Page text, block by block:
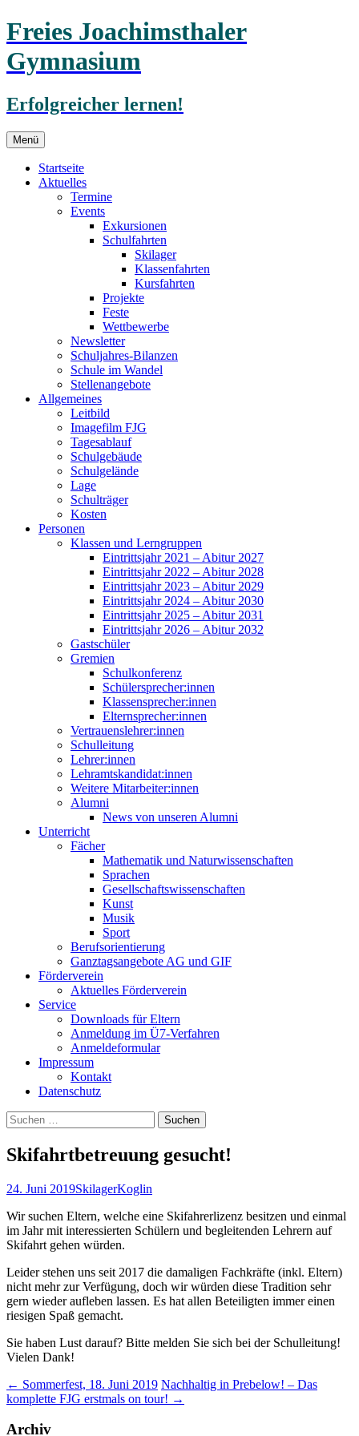
Freies Joachimsthaler
Gymnasium
Erfolgreicher lernen!
Menü Zum
Inhalt
springen
Startseite
Aktuelles
Termine
Events
Exkursionen
Schulfahrten
Skilager
Klassenfahrten
Kursfahrten
Projekte
Feste
Wettbewerbe
Newsletter
Schuljahres-Bilanzen
Schule im Wandel
Stellenangebote
Allgemeines
Leitbild
Imagefilm FJG
Tagesablauf
Schulgebäude
Schulgelände
Lage
Schulträger
Kosten
Personen
Klassen und Lerngruppen
Eintrittsjahr 2021 – Abitur 2027
Eintrittsjahr 2022 – Abitur 2028
Eintrittsjahr 2023 – Abitur 2029
Eintrittsjahr 2024 – Abitur 2030
Eintrittsjahr 2025 – Abitur 2031
Eintrittsjahr 2026 – Abitur 2032
Gastschüler
Gremien
Schulkonferenz
Schülersprecher:innen
Klassensprecher:innen
Elternsprecher:innen
Vertrauenslehrer:innen
Schulleitung
Lehrer:innen
Lehramtskandidat:innen
Weitere Mitarbeiter:innen
Alumni
News von unseren Alumni
Unterricht
Fächer
Mathematik und Naturwissenschaften
Sprachen
Gesellschaftswissenschaften
Kunst
Musik
Sport
Berufsorientierung
Ganztagsangebote AG und GIF
Förderverein
Aktuelles Förderverein
Service
Downloads für Eltern
Anmeldung im Ü7-Verfahren
Anmeldeformular
Impressum
Kontakt
Datenschutz
Suchen
nach:
Skifahrtbetreuung gesucht!
24. Juni 2019SkilagerKoglin
Wir suchen Eltern, welche eine Skifahrerlizenz besitzen und einmal
im Jahr mit interessierten Schülern und begleitenden Lehrern auf
Skifahrt gehen würden.
Leider stehen uns seit 2017 die damaligen Fachkräfte (inkl. Eltern)
nicht mehr zur Verfügung, doch wir würden diese Tradition sehr
gern wieder aufleben lassen. Es hat allen Beteiligten immer einen
riesigen Spaß gemacht.
Sie haben Lust darauf? Bitte melden Sie sich bei der Schulleitung!
Vielen Dank!
Beitragsnavigation
← Sommerfest, 18. Juni 2019 Nachhaltig in Prebelow! – Das
komplette FJG erstmals on tour! →
Archiv